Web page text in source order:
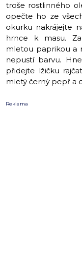
troše rostlinného
opečte ho ze
okurku nakrájejte
hrnce k masu.
mletou paprikou a
nepustí barvu.
přidejte lžičku
mletý černý pepř a
Reklama